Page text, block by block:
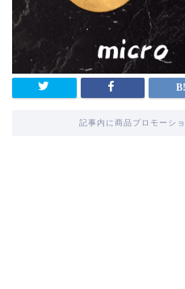
記事内に商品プロモーシ